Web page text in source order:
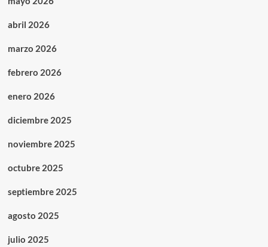
abril 2026
marzo 2026
febrero 2026
enero 2026
diciembre 2025
noviembre 2025
octubre 2025
septiembre 2025
agosto 2025
julio 2025